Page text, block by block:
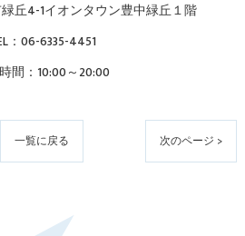
丘4-1イオンタウン豊中緑丘１階
：06-6335-4451
間：10:00～20:00
一覧に戻る 次のページ >